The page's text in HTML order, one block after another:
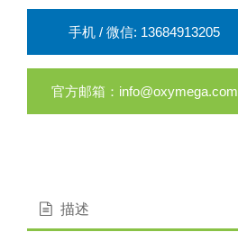
手机 / 微信: 13684913205
官方邮箱：info@oxymega.com
描述